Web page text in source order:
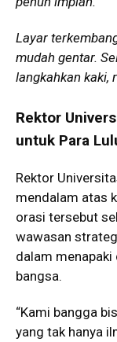
Layar
mudah gentar.
langkahkan kaki,
Rektor
untuk Para
Rektor
mendalam atas
orasi tersebut
wawasan
dalam menapaki
bangsa.
“Kami bangga
yang tak hanya